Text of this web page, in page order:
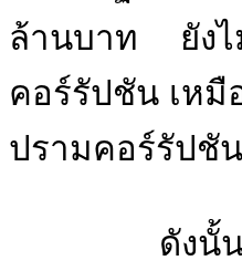
ล้านบาท ยังไ
คอร์รัปชัน เห
ปรามคอร์รัปชั
ดังนั้นรัฐบา